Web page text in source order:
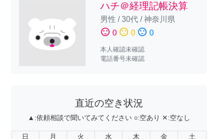
ハチ＠経理記帳決算
男性 /30代/神奈川県
sentiment_satisfied 0 sentiment_neutral 0 sentiment_dissatisfied 0
本人確認未確認
電話番号未確認
直近の空き状況
▲:依頼相談で聞いてみてください ○:空あり ✕:空なし
日 月 火 水 木 金 土